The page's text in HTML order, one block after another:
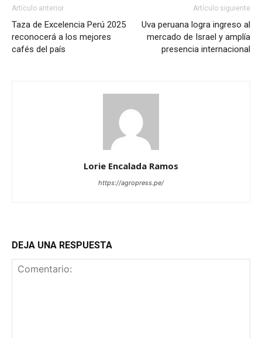
Artículo anterior
Taza de Excelencia Perú 2025
reconocerá a los mejores
cafés del país
Artículo siguiente
Uva peruana logra ingreso al
mercado de Israel y amplía
presencia internacional
Lorie Encalada Ramos
https://agropress.pe/
DEJA UNA RESPUESTA